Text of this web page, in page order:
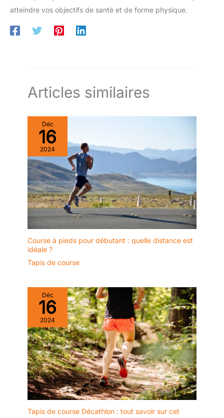
atteindre vos objectifs de santé et de forme physique.
Articles similaires
Déc
16
2024
Course à pieds pour débutant : quelle distance est
idéale ?
Tapis de course
Déc
16
2024
Tapis de course Décathlon : tout savoir sur cet